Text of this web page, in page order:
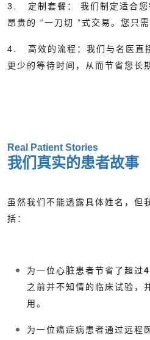
3. 定制套餐：
我们制定适合
昂贵的 “一刀切 ”式交易。您只
4. 高效的流程： 我们与名医直
更少的等待时间，从而节省您长
Real Patient Stories
我们真实的患者故事
虽然我们不能透露具体姓名，但
括：
为一位心脏患者节省了超过
之前并不知情的临床试验，
用。
为一位癌症病患者通过远程